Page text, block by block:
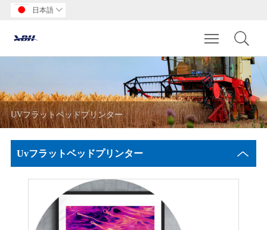
日本語 
Toggle
UVフラットベッドプリンター
Uvフラットベッドプリンター